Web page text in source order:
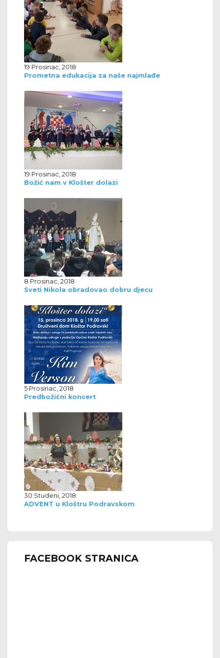
19 Prosinac, 2018
Prometna edukacija za naše najmlađe
19 Prosinac, 2018
Božić nam v Klošter dolazi
8 Prosinac, 2018
Sveti Nikola obradovao dobru djecu
5 Prosinac, 2018
Predbožićni koncert
30 Studeni, 2018
ADVENT u Kloštru Podravskom
FACEBOOK STRANICA